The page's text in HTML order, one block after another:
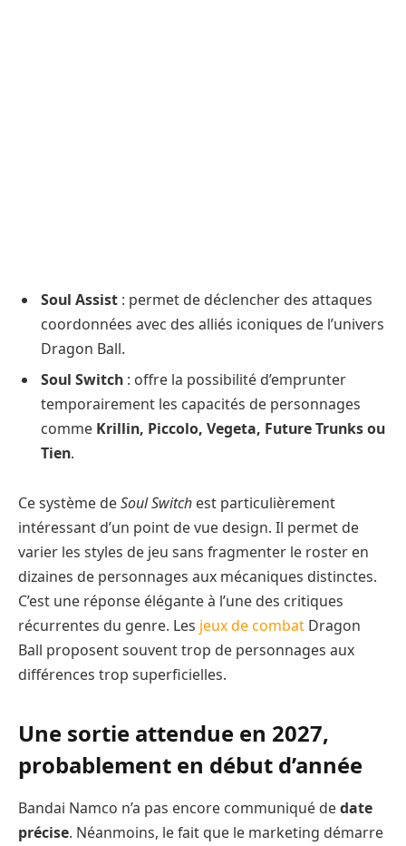
Soul Assist : permet de déclencher des attaques
coordonnées avec des alliés iconiques de l’univers
Dragon Ball.
Soul Switch : offre la possibilité d’emprunter
temporairement les capacités de personnages
comme Krillin, Piccolo, Vegeta, Future Trunks ou
Tien.
Ce système deSoul Switch est particulièrement
intéressant d’un point de vue design. Il permet de
varier les styles de jeu sans fragmenter le roster en
dizaines de personnages aux mécaniques distinctes.
C’est une réponse élégante à l’une des critiques
récurrentes du genre. Les jeux de combat Dragon
Ball proposent souvent trop de personnages aux
différences trop superficielles.
Une sortie attendue en 2027,
probablement en début d’année
Bandai Namco n’a pas encore communiqué dedate
précise. Néanmoins, le fait que le marketing démarre